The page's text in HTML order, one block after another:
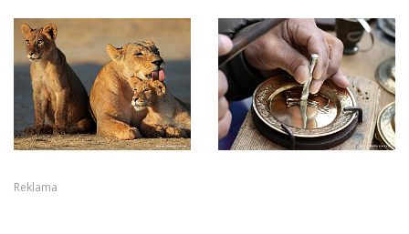
Reklama